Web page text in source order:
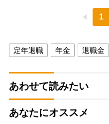
1
定年退職 年金 退職金
あわせて読みたい
あなたにオススメ